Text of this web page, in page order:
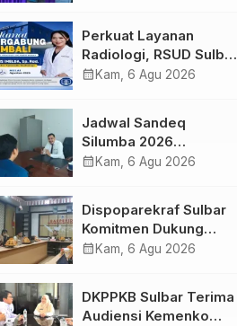
dalam Pemenuhan Gizi
Perkuat Layanan
Radiologi, RSUD Sulbar
Sambut Kembali dr. Iis
calendar_month Kam, 6 Agu 2026
Jadwal Sandeq
Silumba 2026
Disesuaikan,
Tetap Dimatangkan
calendar_month Kam, 6 Agu 2026
Dispoparekraf Sulbar
Komitmen Dukung
Penyusunan RAD
calendar_month Kam, 6 Agu 2026
DKPPKB Sulbar Terima
Audiensi Kemenko